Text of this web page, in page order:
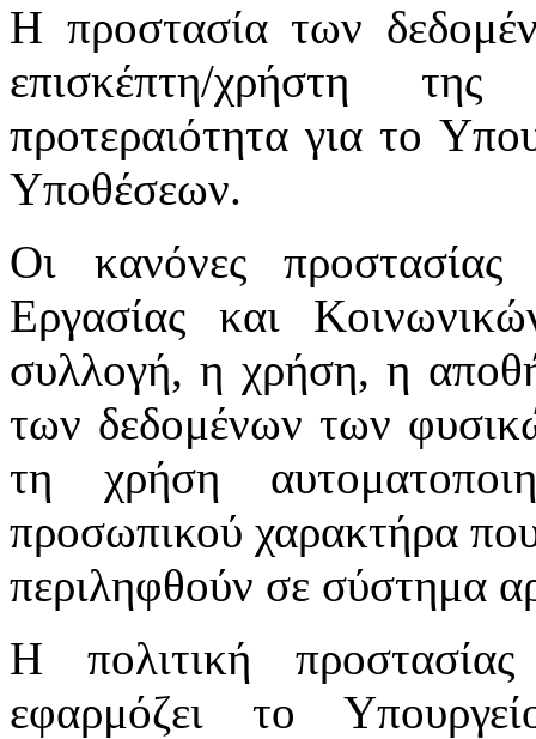
H προστασία των
επισκέπτη/χρήστη
προτεραιότητα για το
Υποθέσεων.
Οι κανόνες
Εργασίας και
συλλογή, η χρήση, η
των δεδομένων των
τη χρήση
προσωπικού χαρακτήρα
περιληφθούν σε σύστημα
Η πολιτική
εφαρμόζει το